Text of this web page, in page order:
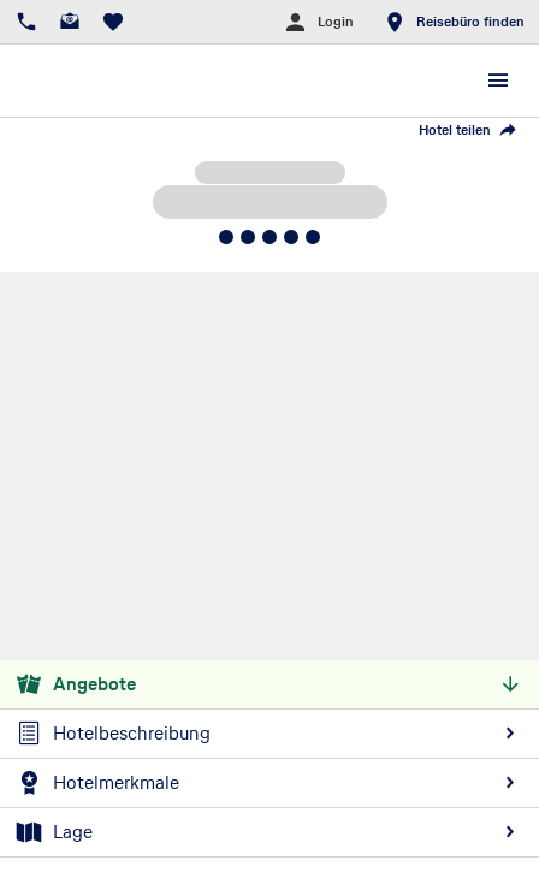
Login Reisebüro finden
Hotel teilen
5
Angebote
Hotelbeschreibung
Hotelmerkmale
Lage